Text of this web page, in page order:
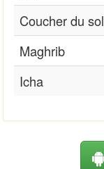
Coucher du
Maghrib
Icha